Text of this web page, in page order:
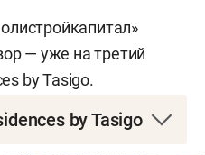
— уже на третий
by Tasigo.
by Tasigo